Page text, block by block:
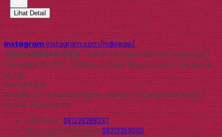
Lihat Detail
Instagram instagram.com/hdkreasi/
JUALPAPERBAG.COM- Solusi Kemasan Ramah Lingkungan
Copyright © 2014 - 2026 Jual Paper Bag Custom | Tas Kertas
Murah
Kontak Kami
Apabila ada yang ditanyakan, silahkan hubungi kami melalui
kontak di bawah ini.
Call Center081228288237
WhatsappPemesanan 082133590101